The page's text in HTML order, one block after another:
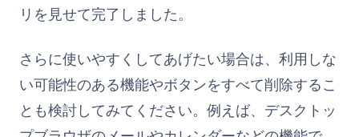
リを見せて完了しました。
さらに使いやすくしてあげたい場合は、利用しな
い可能性のある機能やボタンをすべて削除するこ
とも検討してみてください。例えば、デスクトッ